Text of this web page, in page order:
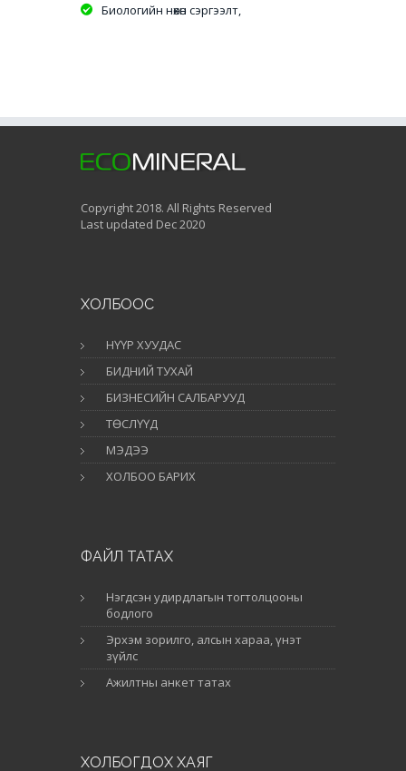
Биологийн нөхөн сэргээлт,
Copyright 2018. All Rights Reserved
Last updated Dec 2020
ХОЛБООС
НҮҮР ХУУДАС
БИДНИЙ ТУХАЙ
БИЗНЕСИЙН САЛБАРУУД
ТӨСЛҮҮД
МЭДЭЭ
ХОЛБОО БАРИХ
ФАЙЛ ТАТАХ
Нэгдсэн удирдлагын тогтолцооны
бодлого
Эрхэм зорилго, алсын хараа, үнэт
зүйлс
Ажилтны анкет татах
ХОЛБОГДОХ ХАЯГ